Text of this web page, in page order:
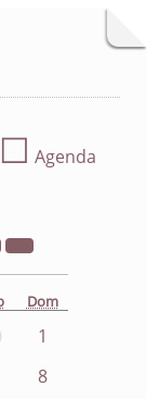
☐ Agenda
Dom
1
8